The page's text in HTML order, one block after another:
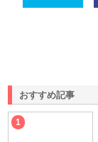
おすすめ記事
1